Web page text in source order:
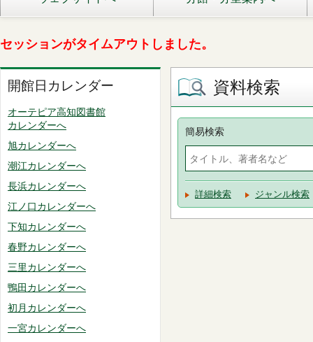
セッションがタイムアウトしました。
開館日カレンダー
オーテピア高知図書館
カレンダーへ
旭カレンダーへ
潮江カレンダーへ
長浜カレンダーへ
江ノ口カレンダーへ
下知カレンダーへ
春野カレンダーへ
三里カレンダーへ
鴨田カレンダーへ
初月カレンダーへ
一宮カレンダーへ
資料検索
簡易検索
詳細検索 ジャンル検索